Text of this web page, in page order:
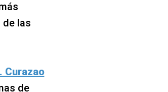
las
Curazao
de